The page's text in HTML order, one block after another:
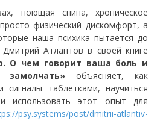
ноющая спина, хроническое
физический дискомфорт, а
наша психика пытается до
Атлантов в своей книге
О чем говорит ваша боль и
объясняет, как
сигналы таблетками, научиться
использовать этот опыт для
psy.systems/post/dmitrii-atlantiv-